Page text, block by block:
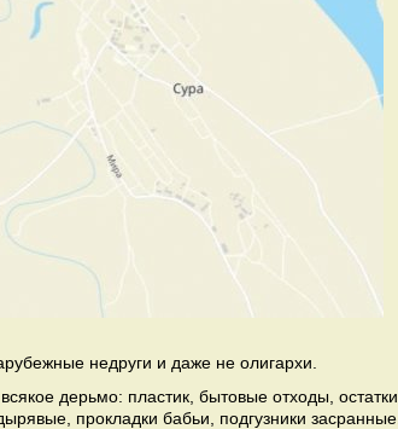
недруги и даже не олигархи.
дерьмо: пластик, бытовые отходы, остатки
прокладки бабьи, подгузники засранные.